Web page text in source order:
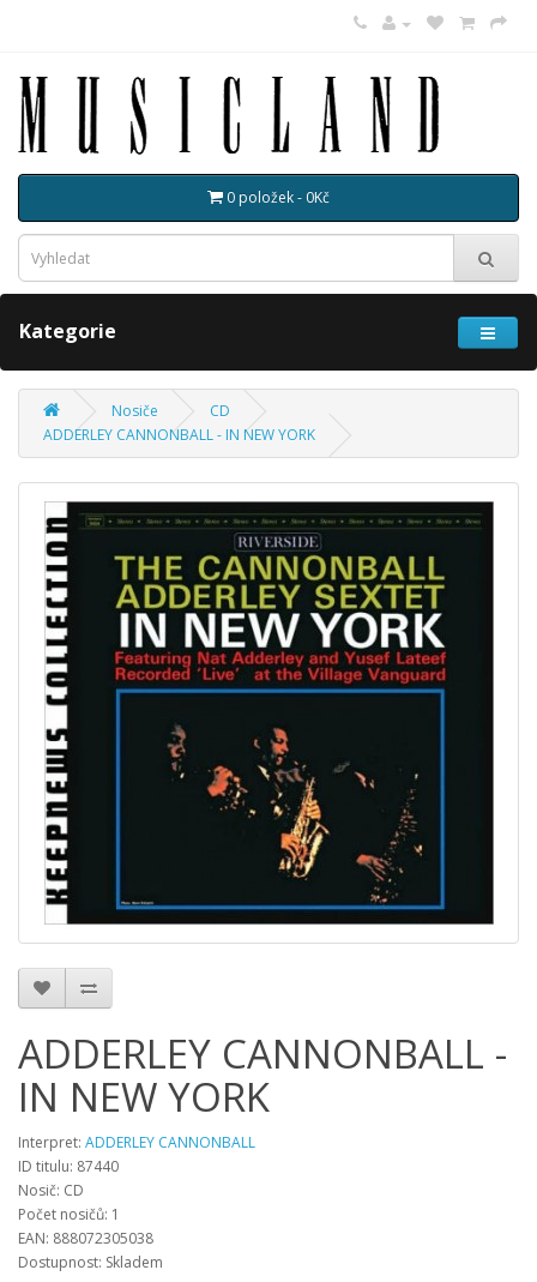
0 položek - 0Kč
Kategorie
Nosiče
CD
ADDERLEY CANNONBALL - IN NEW YORK
ADDERLEY CANNONBALL -
IN NEW YORK
Interpret: ADDERLEY CANNONBALL
ID titulu: 87440
Nosič: CD
Počet nosičů: 1
EAN: 888072305038
Dostupnost: Skladem